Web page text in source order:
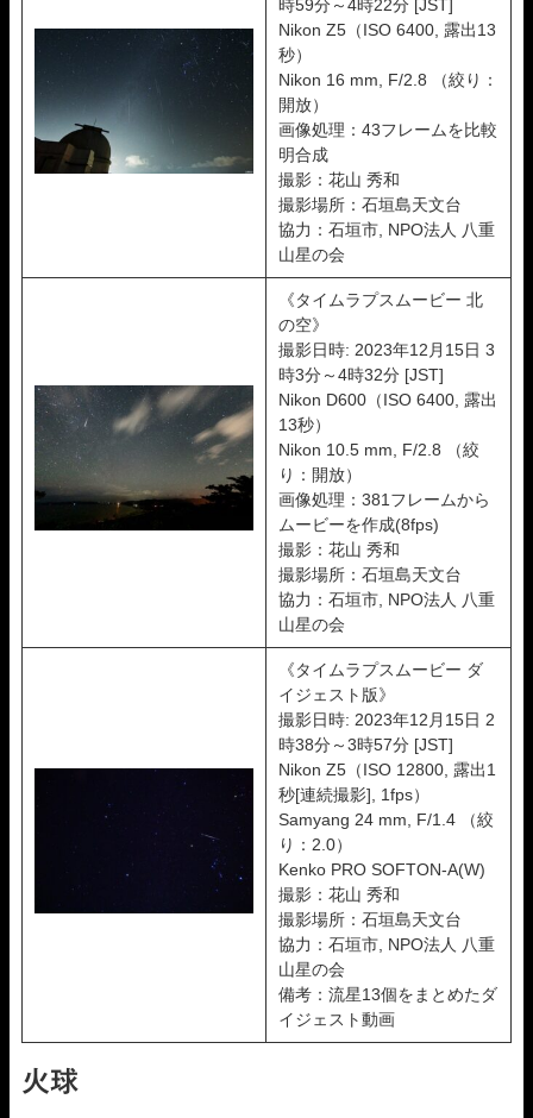
時59分～4時22分 [JST]
Nikon Z5（ISO 6400, 露出13
秒）
Nikon 16 mm, F/2.8 （絞り：
開放）
画像処理：43フレームを比較
明合成
撮影：花山 秀和
撮影場所：石垣島天文台
協力：石垣市, NPO法人 八重
山星の会
《タイムラプスムービー 北
の空》
撮影日時: 2023年12月15日 3
時3分～4時32分 [JST]
Nikon D600（ISO 6400, 露出
13秒）
Nikon 10.5 mm, F/2.8 （絞
り：開放）
画像処理：381フレームから
ムービーを作成(8fps)
撮影：花山 秀和
撮影場所：石垣島天文台
協力：石垣市, NPO法人 八重
山星の会
《タイムラプスムービー ダ
イジェスト版》
撮影日時: 2023年12月15日 2
時38分～3時57分 [JST]
Nikon Z5（ISO 12800, 露出1
秒[連続撮影], 1fps）
Samyang 24 mm, F/1.4 （絞
り：2.0）
Kenko PRO SOFTON-A(W)
撮影：花山 秀和
撮影場所：石垣島天文台
協力：石垣市, NPO法人 八重
山星の会
備考：流星13個をまとめたダ
イジェスト動画
火球